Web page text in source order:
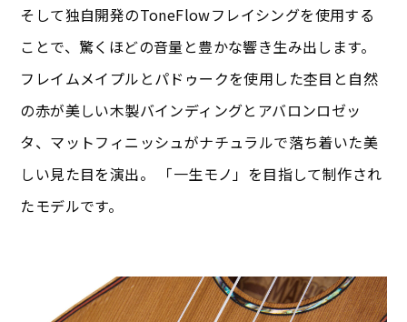
そして独自開発のToneFlowフレイシングを使用する
ことで、驚くほどの音量と豊かな響き生み出します。
フレイムメイプルとパドゥークを使用した杢目と自然
の赤が美しい木製バインディングとアバロンロゼッ
タ、マットフィニッシュがナチュラルで落ち着いた美
しい見た目を演出。 「一生モノ」を目指して制作され
たモデルです。